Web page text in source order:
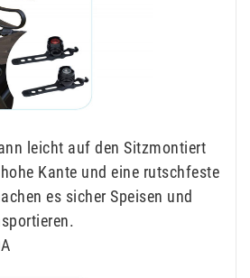
leicht auf den Sitzmontiert
Kante und eine rutschfeste
es sicher Speisen und